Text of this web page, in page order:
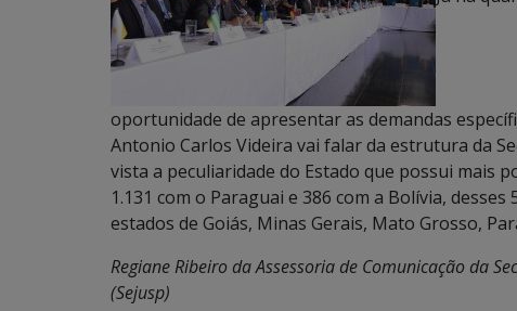
oportunidade de apresentar as demandas
Antonio Carlos Videira vai falar da estrutura da
vista a peculiaridade do Estado que possui mais
1.131 com o Paraguai e 386 com a Bolívia,
estados de Goiás, Minas Gerais, Mato Grosso,
Regiane Ribeiro da Assessoria de Comunicação da
(Sejusp)